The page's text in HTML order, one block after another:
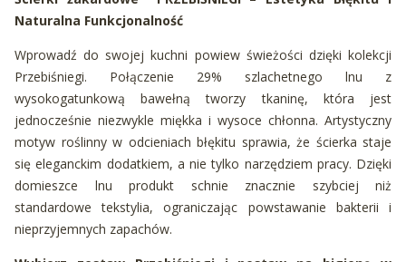
Naturalna Funkcjonalność
Wprowadź do swojej kuchni powiew świeżości dzięki kolekcji
Przebiśniegi. Połączenie 29% szlachetnego lnu z
wysokogatunkową bawełną tworzy tkaninę, która jest
jednocześnie niezwykle miękka i wysoce chłonna. Artystyczny
motyw roślinny w odcieniach błękitu sprawia, że ścierka staje
się eleganckim dodatkiem, a nie tylko narzędziem pracy. Dzięki
domieszce lnu produkt schnie znacznie szybciej niż
standardowe tekstylia, ograniczając powstawanie bakterii i
nieprzyjemnych zapachów.